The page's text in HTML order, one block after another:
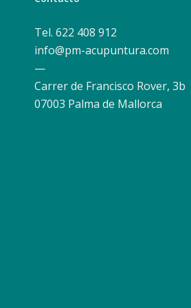
Tel. 622 408 912
info@pm-acupuntura.com
—
Carrer de Francisco Rover, 3b
07003 Palma de Mallorca